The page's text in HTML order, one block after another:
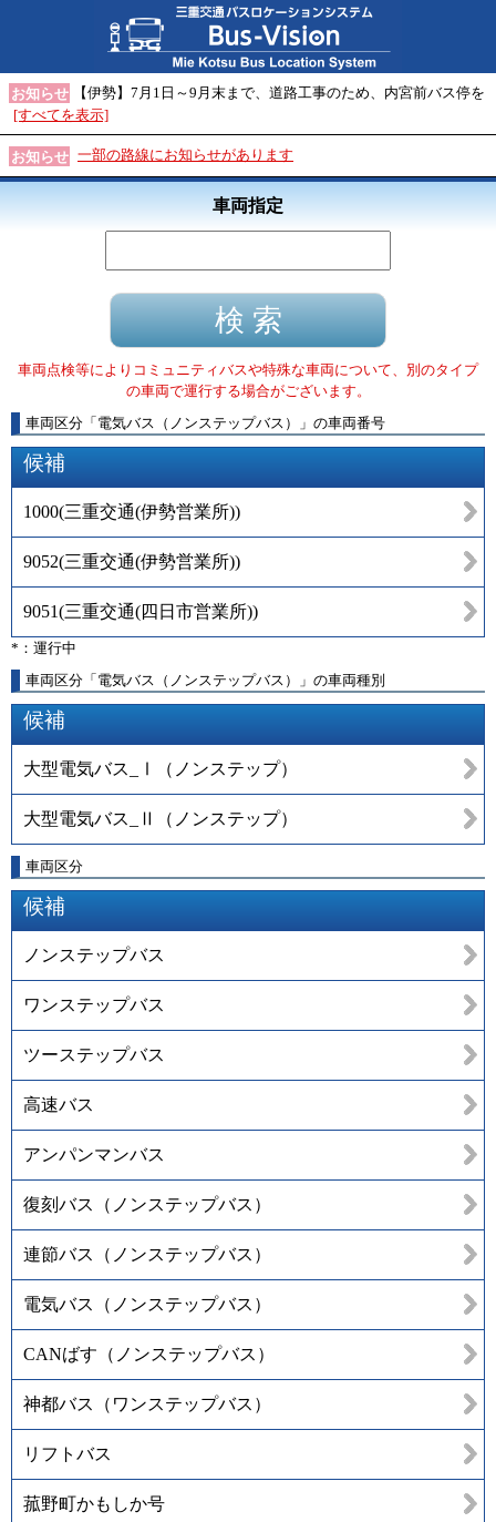
お知らせ
【伊勢】7月1日～9月末まで、道路工事のため、内宮前バス停を
[すべてを表示]
お知らせ 一部の路線にお知らせがあります
車両指定
車両点検等によりコミュニティバスや特殊な車両について、別のタイプ
の車両で運行する場合がございます。
車両区分 「 電気バス（ノンステップバス） 」 の車両番号
候補
1000(三重交通(伊勢営業所))
9052(三重交通(伊勢営業所))
9051(三重交通(四日市営業所))
*：運行中
車両区分「電気バス（ノンステップバス）」の車両種別
候補
大型電気バス_Ⅰ（ノンステップ）
大型電気バス_Ⅱ（ノンステップ）
車両区分
候補
ノンステップバス
ワンステップバス
ツーステップバス
高速バス
アンパンマンバス
復刻バス（ノンステップバス）
連節バス（ノンステップバス）
電気バス（ノンステップバス）
CANばす（ノンステップバス）
神都バス（ワンステップバス）
リフトバス
菰野町かもしか号